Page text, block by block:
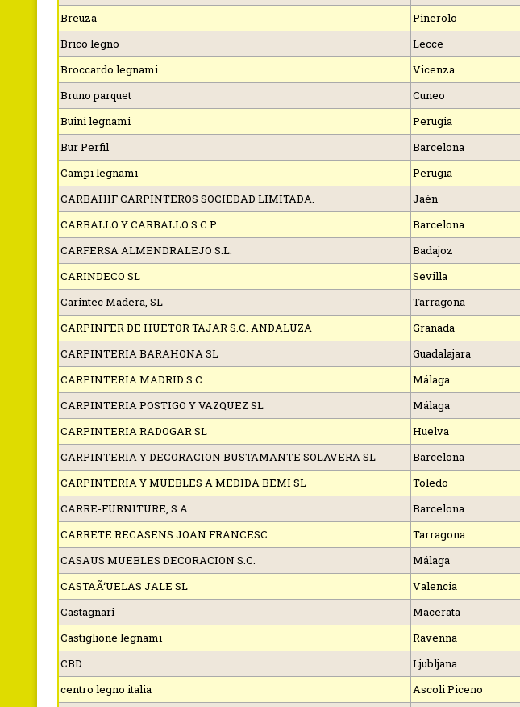
Breuza
Pinerolo
Brico legno
Lecce
Broccardo legnami
Vicenza
Bruno parquet
Cuneo
Buini legnami
Perugia
Bur Perfil
Barcelona
Campi legnami
Perugia
CARBAHIF CARPINTEROS SOCIEDAD LIMITADA.
Jaén
CARBALLO Y CARBALLO S.C.P.
Barcelona
CARFERSA ALMENDRALEJO S.L.
Badajoz
CARINDECO SL
Sevilla
Carintec Madera, SL
Tarragona
CARPINFER DE HUETOR TAJAR S.C. ANDALUZA
Granada
CARPINTERIA BARAHONA SL
Guadalajara
CARPINTERIA MADRID S.C.
Málaga
CARPINTERIA POSTIGO Y VAZQUEZ SL
Málaga
CARPINTERIA RADOGAR SL
Huelva
CARPINTERIA Y DECORACION BUSTAMANTE SOLAVERA SL
Barcelona
CARPINTERIA Y MUEBLES A MEDIDA BEMI SL
Toledo
CARRE-FURNITURE, S.A.
Barcelona
CARRETE RECASENS JOAN FRANCESC
Tarragona
CASAUS MUEBLES DECORACION S.C.
Málaga
CASTAÃ‘UELAS JALE SL
Valencia
Castagnari
Macerata
Castiglione legnami
Ravenna
CBD
Ljubljana
centro legno italia
Ascoli Piceno